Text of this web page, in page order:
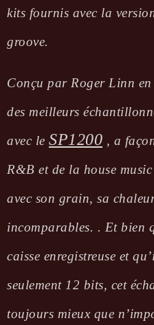
kits fournis avec la
groove.
Conçu par Roger Linn
des meilleurs
avec le SP1200 , a
R&B et de la house
avec son grain, sa
incomparables. . Et bien
caisse enregistreuse et
seulement 12 bits, cet
toujours mieux que